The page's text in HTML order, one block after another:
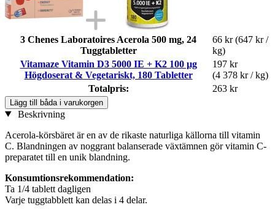
3 Chenes Laboratoires Acerola 500 mg, 24
Tuggtabletter
66 kr (647 kr /
kg)
Vitamaze Vitamin D3 5000 IE + K2 100 µg
Högdoserat & Vegetariskt, 180 Tabletter
197 kr
(4 378 kr / kg)
Totalpris:
263 kr
Lägg till båda i varukorgen
Beskrivning
Acerola-körsbäret är en av de rikaste naturliga källorna till vitamin
C. Blandningen av noggrant balanserade växtämnen gör vitamin C-
preparatet till en unik blandning.
Konsumtionsrekommendation:
Ta 1/4 tablett dagligen
Varje tuggtabblett kan delas i 4 delar.